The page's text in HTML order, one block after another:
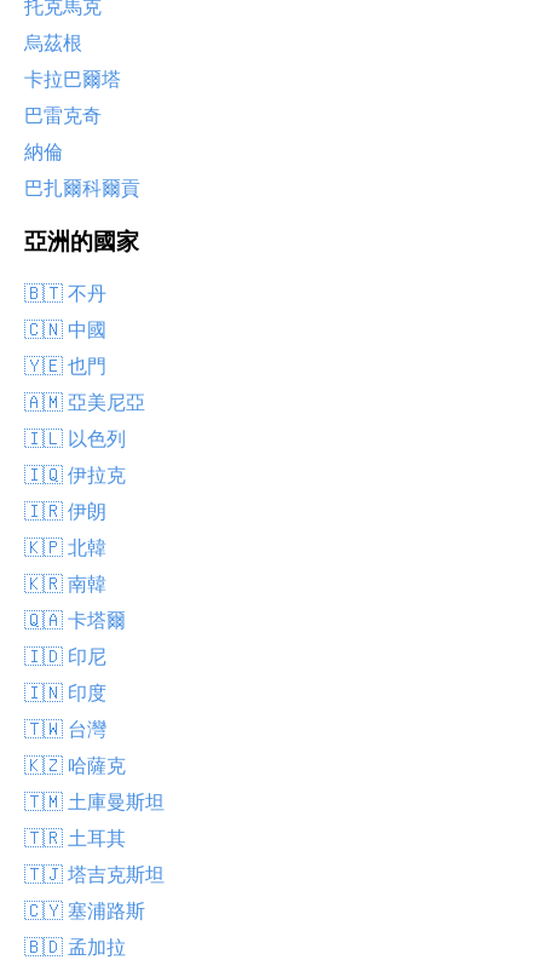
托克馬克
烏茲根
卡拉巴爾塔
巴雷克奇
納倫
巴扎爾科爾貢
亞洲的國家
🇧🇹 不丹
🇨🇳 中國
🇾🇪 也門
🇦🇲 亞美尼亞
🇮🇱 以色列
🇮🇶 伊拉克
🇮🇷 伊朗
🇰🇵 北韓
🇰🇷 南韓
🇶🇦 卡塔爾
🇮🇩 印尼
🇮🇳 印度
🇹🇼 台灣
🇰🇿 哈薩克
🇹🇲 土庫曼斯坦
🇹🇷 土耳其
🇹🇯 塔吉克斯坦
🇨🇾 塞浦路斯
🇧🇩 孟加拉